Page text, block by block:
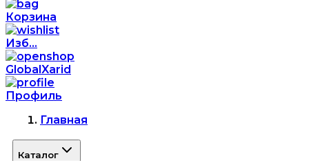
Корзина
Изб...
GlobalXarid
Профиль
Главная
Каталог